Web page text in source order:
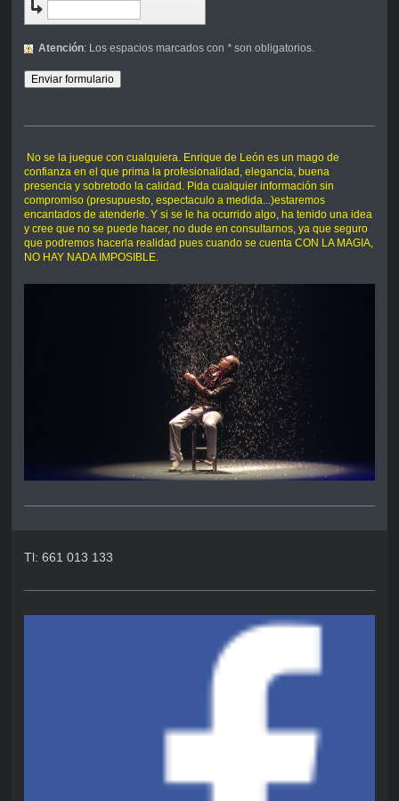
Atención : Los espacios marcados con *son obligatorios.
No se la juegue con cualquiera. Enrique de León es un mago de
confianza en el que prima la profesionalidad, elegancia, buena
presencia y sobretodo la calidad. Pida cualquier información sin
compromiso (presupuesto, espectaculo a medida...)estaremos
encantados de atenderle. Y si se le ha ocurrido algo, ha tenido una idea
y cree que no se puede hacer, no dude en consultarnos, ya que seguro
que podremos hacerla realidad pues cuando se cuenta CON LA MAGIA,
NO HAY NADA IMPOSIBLE.
Tl: 661 013 133